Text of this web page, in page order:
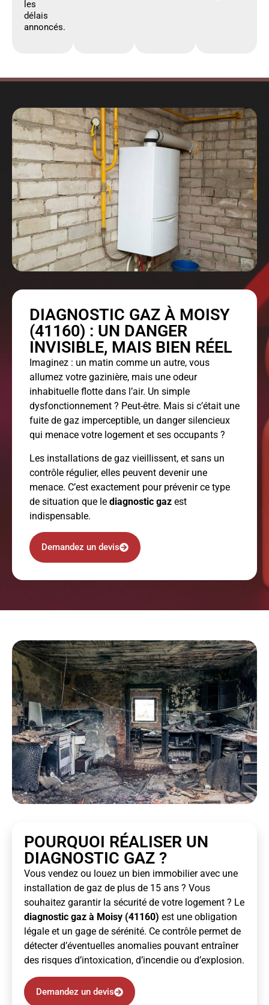
les
délais
annoncés.
DIAGNOSTIC GAZ À MOISY
(41160) : UN DANGER
INVISIBLE, MAIS BIEN RÉEL
Imaginez : un matin comme un autre, vous
allumez votre gazinière, mais une odeur
inhabituelle flotte dans l’air. Un simple
dysfonctionnement ? Peut-être. Mais si c’était une
fuite de gaz imperceptible, un danger silencieux
qui menace votre logement et ses occupants ?
Les installations de gaz vieillissent, et sans un
contrôle régulier, elles peuvent devenir une
menace. C’est exactement pour prévenir ce type
de situation que le diagnostic gaz est
indispensable.
Demandez un devis
POURQUOI RÉALISER UN
DIAGNOSTIC GAZ ?
Vous vendez ou louez un bien immobilier avec une
installation de gaz de plus de 15 ans ? Vous
souhaitez garantir la sécurité de votre logement ? Le
diagnostic gaz à Moisy (41160) est une obligation
légale et un gage de sérénité. Ce contrôle permet de
détecter d’éventuelles anomalies pouvant entraîner
des risques d’intoxication, d’incendie ou d’explosion.
Demandez un devis